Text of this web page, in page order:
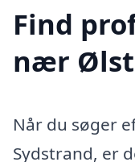
Find
nær
Når du søger
Sydstrand, er